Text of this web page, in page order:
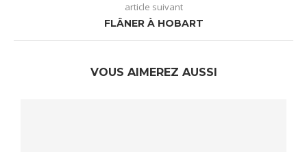
article suivant
FLÂNER À HOBART
VOUS AIMEREZ AUSSI